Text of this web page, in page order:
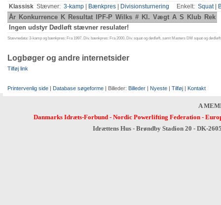
Klassisk Stævner: 3-kamp Bænkpres Divisionsturnering Enkelt: Squat|
År Konkurrence K Resultat IPF-P Wilks # Kl. Vægt A S Klub Rek
Ingen udstyr Dødløft stævner resulater!
Stævnedata: 3-kamp og bænkpres: Fra 1997. Div. bænkpres: Fra 2000. Div. squat og dødløft, samt Masters DM squat og
Logbøger og andre internetsider
Tilføj link
Printervenlig side | Database søgeforme | Billeder: Billeder | Nyeste | Tilføj | Kontakt
A
Danmarks Idræts-Forbund- Nordic Powerlifting Federation-
Idrættens Hus - Brøndby Stadion 20 - DK-